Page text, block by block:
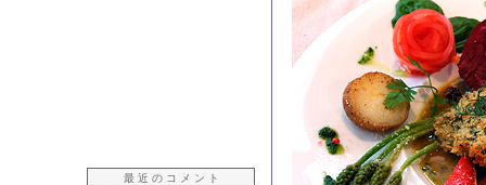
最 近 の コ メ ン ト